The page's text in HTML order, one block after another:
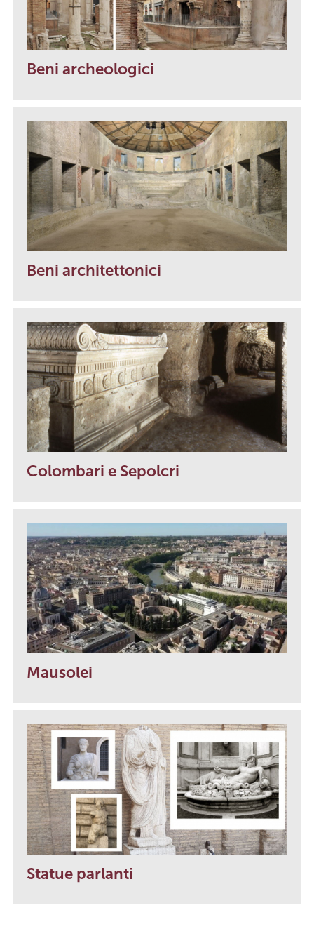
Beni archeologici
Beni architettonici
Colombari e Sepolcri
Mausolei
Statue parlanti